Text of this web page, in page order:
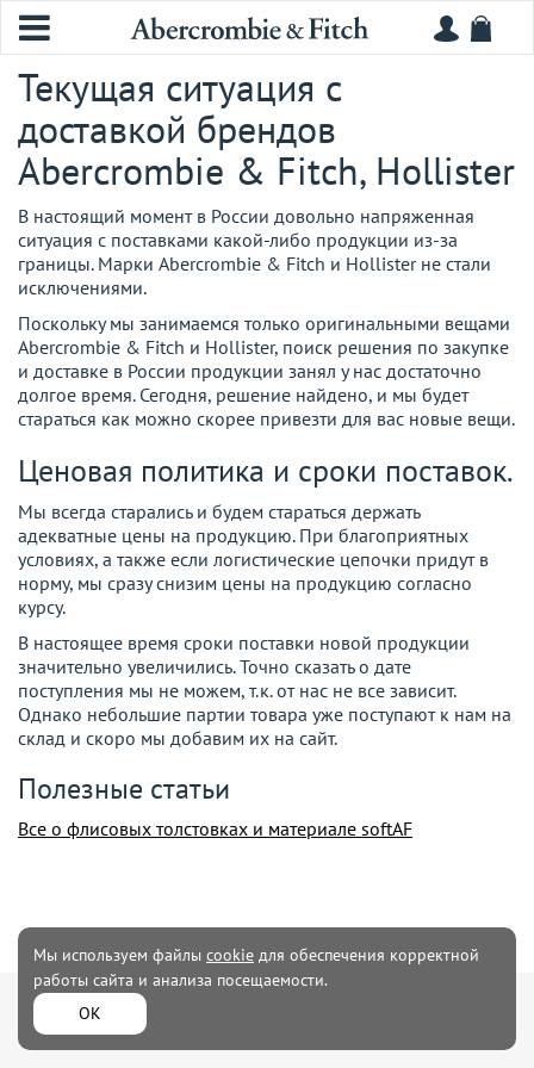
Текущая ситуация с
доставкой брендов
Abercrombie & Fitch, Hollister
В настоящий момент в России довольно напряженная
ситуация с поставками какой-либо продукции из-за
границы. Марки Abercrombie & Fitch и Hollister не стали
исключениями.
Поскольку мы занимаемся только оригинальными вещами
Abercrombie & Fitch и Hollister, поиск решения по закупке
и доставке в России продукции занял у нас достаточно
долгое время. Сегодня, решение найдено, и мы будет
стараться как можно скорее привезти для вас новые вещи.
Ценовая политика и сроки поставок.
Мы всегда старались и будем стараться держать
адекватные цены на продукцию. При благоприятных
условиях, а также если логистические цепочки придут в
норму, мы сразу снизим цены на продукцию согласно
курсу.
В настоящее время сроки поставки новой продукции
значительно увеличились. Точно сказать о дате
поступления мы не можем, т.к. от нас не все зависит.
Однако небольшие партии товара уже поступают к нам на
склад и скоро мы добавим их на сайт.
Полезные статьи
Все о флисовых толстовках и материале softAF
Мужская
одежда
Мы используем файлы cookie для обеспечения корректной
работы сайта и анализа посещаемости.
ОК